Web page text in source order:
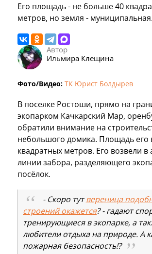
Его площадь - не больше 40
метров, но земля - муниципальная.
Автор
Ильмира Клещина
Фото/Видео: ТК Юрист Болдырев
В поселке Ростоши, прямо на
экопарком Качкарский Мар,
обратили внимание на
небольшого домика. Площадь его
квадратных метров. Его возвели в
линии забора, разделяющего
посёлок.
- Скоро тутвереница
строений окажется? - гадают
тренирующиеся в экопарке, а
любители отдыха на природе. А
пожарная безопасность!?